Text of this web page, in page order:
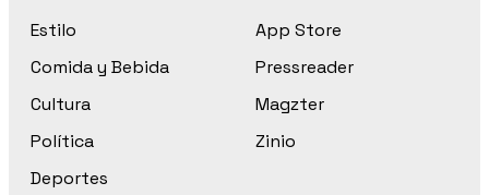
Estilo
Comida y Bebida
Cultura
Política
Deportes
App Store
Pressreader
Magzter
Zinio